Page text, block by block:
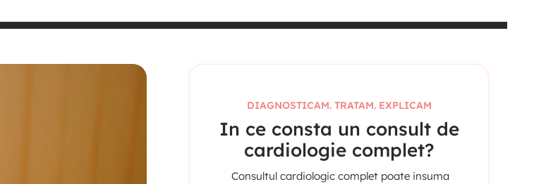
DIAGNOSTICAM. TRATAM. EXPLICAM
In ce consta un consult de
cardiologie complet?
Consultul cardiologic complet poate insuma